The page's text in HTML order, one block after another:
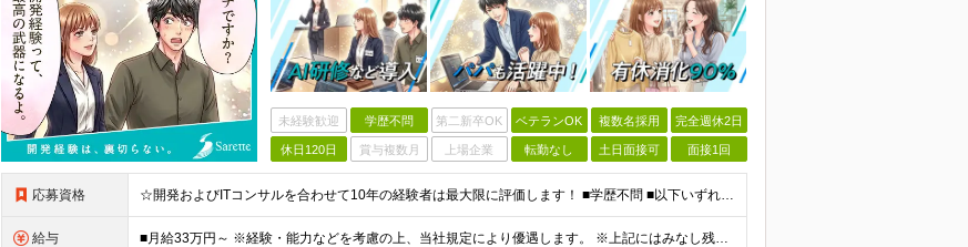
未経験歓迎 学歴不問 第二新卒OK ベテランOK 複数名採用 完全週休2日
休日120日 賞与複数月 上場企業 転勤なし 土日面接可 面接1回
応募資格 ☆開発およびITコンサルを合わせて10年の経験者は最大限に評価します！ ■学歴不問 ■以下いずれかの経験をお持ちの方 ┗システム開発の経験（2年以上） ┗インフラ設計or構築経験（2年以上） ┗PMo
給与 ■月給33万円～ ※経験・能力などを考慮の上、当社規定により優遇します。 ※上記にはみなし残業代(25時間分3万8325円～)を含みます。25時間を超える残業には別途全額残業代を支給します。 ◎